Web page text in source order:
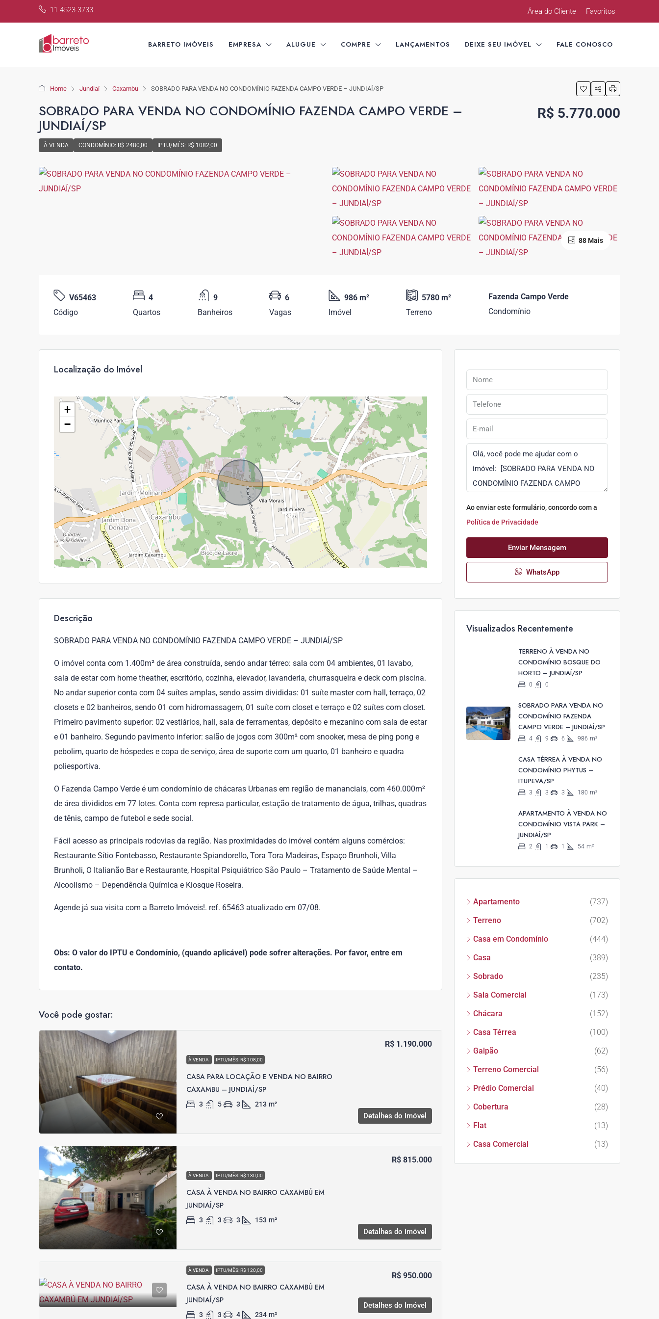
11 4523-3733 Área do Cliente Favoritos
BARRETO IMÓVEIS EMPRESA ALUGUE COMPRE LANÇAMENTOS DEIXE SEU IMÓVEL FALE CONOSCO
Home Jundiaí Caxambu SOBRADO PARA VENDA NO CONDOMÍNIO FAZENDA CAMPO VERDE – JUNDIAÍ/SP
SOBRADO PARA VENDA NO CONDOMÍNIO FAZENDA CAMPO VERDE –
JUNDIAÍ/SP
À VENDA CONDOMÍNIO: R$ 2480,00 IPTU/MÊS: R$ 1082,00
R$ 5.770.000
88 Mais
V65463
Código
4
Quartos
9
Banheiros
6
Vagas
986 m²
Imóvel
5780 m²
Terreno
Fazenda Campo Verde
Condomínio
Localização do Imóvel
+
−
Descrição
SOBRADO PARA VENDA NO CONDOMÍNIO FAZENDA CAMPO VERDE – JUNDIAÍ/SP
O imóvel conta com 1.400m² de área construída, sendo andar térreo: sala com 04 ambientes, 01 lavabo,
sala de estar com home theather, escritório, cozinha, elevador, lavanderia, churrasqueira e deck com piscina.
No andar superior conta com 04 suítes amplas, sendo assim divididas: 01 suíte master com hall, terraço, 02
closets e 02 banheiros, sendo 01 com hidromassagem, 01 suíte com closet e terraço e 02 suítes com closet.
Primeiro pavimento superior: 02 vestiários, hall, sala de ferramentas, depósito e mezanino com sala de estar
e 01 banheiro. Segundo pavimento inferior: salão de jogos com 300m² com snooker, mesa de ping pong e
pebolim, quarto de hóspedes e copa de serviço, área de suporte com um quarto, 01 banheiro e quadra
poliesportiva.
O Fazenda Campo Verde é um condomínio de chácaras Urbanas em região de mananciais, com 460.000m²
de área divididos em 77 lotes. Conta com represa particular, estação de tratamento de água, trilhas, quadras
de tênis, campo de futebol e sede social.
Fácil acesso as principais rodovias da região. Nas proximidades do imóvel contém alguns comércios:
Restaurante Sítio Fontebasso, Restaurante Spiandorello, Tora Tora Madeiras, Espaço Brunholi, Villa
Brunholi, O Italianão Bar e Restaurante, Hospital Psiquiátrico São Paulo – Tratamento de Saúde Mental –
Alcoolismo – Dependência Química e Kiosque Roseira.
Agende já sua visita com a Barreto Imóveis!. ref. 65463 atualizado em 07/08.
Obs: O valor do IPTU e Condomínio, (quando aplicável) pode sofrer alterações. Por favor, entre em
contato.
Você pode gostar:
À VENDA IPTU/MÊS: R$ 108,00
CASA PARA LOCAÇÃO E VENDA NO BAIRRO
CAXAMBU – JUNDIAÍ/SP
R$ 1.190.000
3 5 3 213 m²
Detalhes do Imóvel
À VENDA IPTU/MÊS: R$ 130,00
CASA À VENDA NO BAIRRO CAXAMBÚ EM
JUNDIAÍ/SP
R$ 815.000
3 3 3 153 m²
Detalhes do Imóvel
À VENDA IPTU/MÊS: R$ 120,00
CASA À VENDA NO BAIRRO CAXAMBÚ EM
JUNDIAÍ/SP
R$ 950.000
3 3 4 234 m²
Detalhes do Imóvel
Ao enviar este formulário, concordo com a
Política de Privacidade
Enviar Mensagem
WhatsApp
Visualizados Recentemente
TERRENO À VENDA NO
CONDOMÍNIO BOSQUE DO
HORTO – JUNDIAÍ/SP
0 0
SOBRADO PARA VENDA NO
CONDOMÍNIO FAZENDA
CAMPO VERDE – JUNDIAÍ/SP
4 9 6 986 m²
CASA TÉRREA À VENDA NO
CONDOMÍNIO PHYTUS –
ITUPEVA/SP
3 3 3 180 m²
APARTAMENTO À VENDA NO
CONDOMÍNIO VISTA PARK –
JUNDIAÍ/SP
2 1 1 54 m²
Apartamento
(737)
Terreno
(702)
Casa em Condomínio
(444)
Casa
(389)
Sobrado
(235)
Sala Comercial
(173)
Chácara
(152)
Casa Térrea
(100)
Galpão
(62)
Terreno Comercial
(56)
Prédio Comercial
(40)
Cobertura
(28)
Flat
(13)
Casa Comercial
(13)